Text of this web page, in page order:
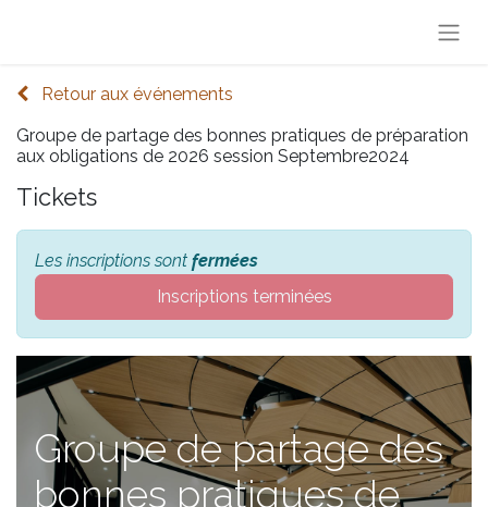
Retour aux événements
Groupe de partage des bonnes pratiques de préparation
aux obligations de 2026 session Septembre2024
Tickets
Les inscriptions sont fermées
Inscriptions terminées
Groupe de partage des
bonnes pratiques de